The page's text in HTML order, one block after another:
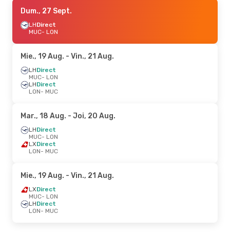
Dum., 27 Sept.
LHDirect
MUC- LON
Mie., 19 Aug. - Vin., 21 Aug.
LHDirect
MUC- LON
LHDirect
LON- MUC
Mar., 18 Aug. - Joi, 20 Aug.
LHDirect
MUC- LON
LXDirect
LON- MUC
Mie., 19 Aug. - Vin., 21 Aug.
LXDirect
MUC- LON
LHDirect
LON- MUC